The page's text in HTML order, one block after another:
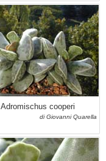
Adromischus cooperi
di Giovanni Quarella